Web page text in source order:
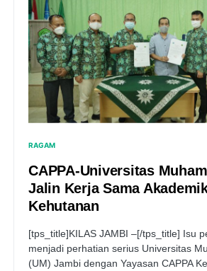
RAGAM
CAPPA-Universitas
Jalin Kerja Sama
Kehutanan
[tps_title]KILAS JAMBI –[/tps_title] Isu
menjadi perhatian serius Universitas
(UM) Jambi dengan Yayasan CAPPA